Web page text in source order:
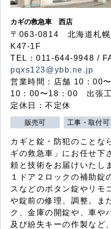
カギの救急車 西店
〒063-0814 北海道札幌
K47-1F
TEL：011-644-9948 /
pqxs123@ybb.ne.jp
営業時間：店舗 10：
10：00〜18：00 出張
定休日：不定休
販売可 工事・取付可
カギと錠・防犯のことな
ギの救急車」にお任せ下
頼と技術をお届けいたし
１ドア２ロックの補助錠
スなどのボタン錠やリモ
や錠前の修理、調整。ま
ク、金庫の開錠や、車や
及び紛失キーの作製など